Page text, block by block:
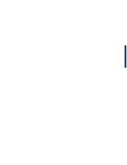
تركيب جبس بورد في عجمان |0544026642|